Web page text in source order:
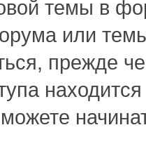
темы в
или
прежде